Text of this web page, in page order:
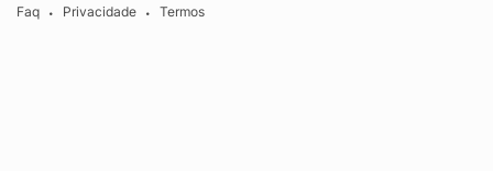
Faq
• Privacidade • Termos